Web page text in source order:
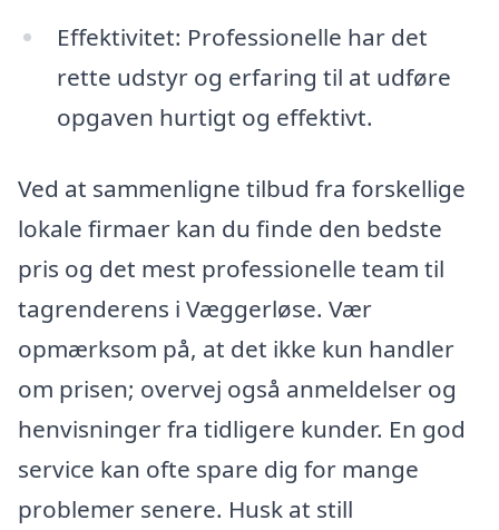
Effektivitet: Professionelle har det
rette udstyr og erfaring til at udføre
opgaven hurtigt og effektivt.
Ved at sammenligne tilbud fra forskellige
lokale firmaer kan du finde den bedste
pris og det mest professionelle team til
tagrenderens i Væggerløse. Vær
opmærksom på, at det ikke kun handler
om prisen; overvej også anmeldelser og
henvisninger fra tidligere kunder. En god
service kan ofte spare dig for mange
problemer senere. Husk at still